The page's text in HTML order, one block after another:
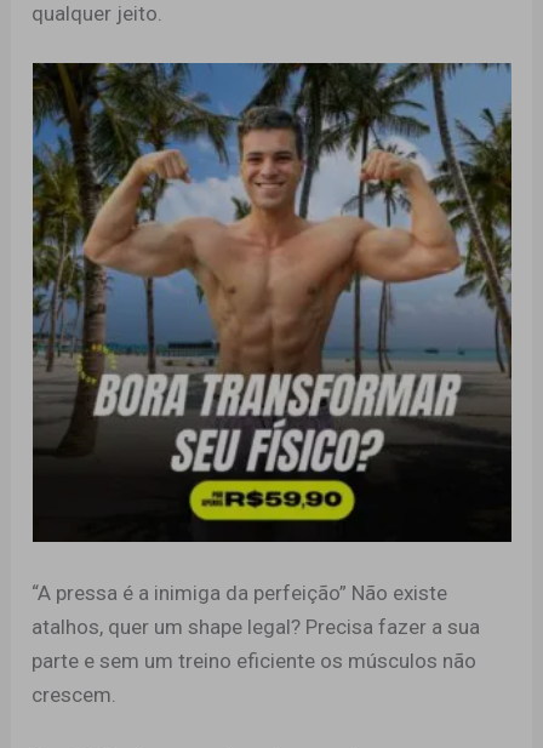
qualquer jeito.
“A pressa é a inimiga da perfeição” Não existe
atalhos, quer um shape legal? Precisa fazer a sua
parte e sem um treino eficiente os músculos não
crescem.